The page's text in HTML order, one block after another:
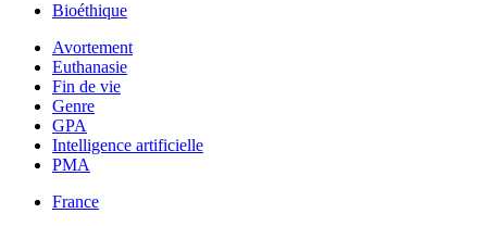
Bioéthique
Avortement
Euthanasie
Fin de vie
Genre
GPA
Intelligence artificielle
PMA
France